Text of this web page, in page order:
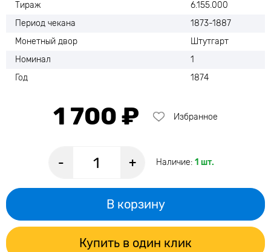
Тираж
6.155.000
Период чекана
1873-1887
Монетный двор
Штутгарт
Номинал
1
Год
1874
1 700 ₽ Избранное
- + Наличие: 1 шт.
В корзину
Купить в один клик